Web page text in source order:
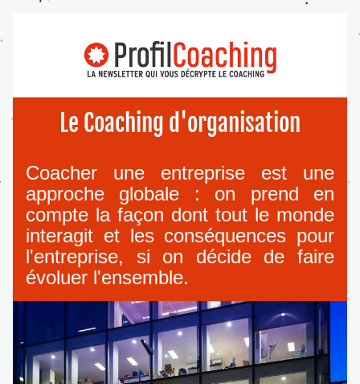
Le Coaching d'organisation
Coacher une entreprise est une
approche globale : on prend en
compte la façon dont tout le monde
interagit et les conséquences pour
l'entreprise, si on décide de faire
évoluer l'ensemble.